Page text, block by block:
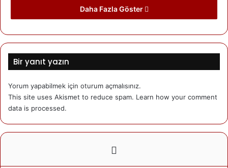
Kuşca doğumlu. Danimarka'da yaşamakta.
Recep Arabacı
27/02/2016
BEKLEMEK
Daha Fazla Göster
Bir yanıt yazın
Yorum yapabilmek için oturum açmalısınız.
This site uses Akismet to reduce spam. Learn how your comment
data is processed.